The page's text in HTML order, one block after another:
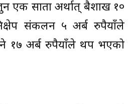
एक साता अर्थात् बैशाख १०
संकलन ५ अर्ब रुपैयाँले
१७ अर्ब रुपैयाँले थप भएको